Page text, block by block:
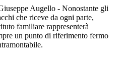
Augello - Nonostante gli
che riceve da ogni parte,
familiare rappresenterà
un punto di riferimento fermo